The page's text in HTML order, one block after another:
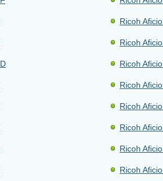
Ricoh
Ricoh
Ricoh
Ricoh
Ricoh
Ricoh
Ricoh
Ricoh